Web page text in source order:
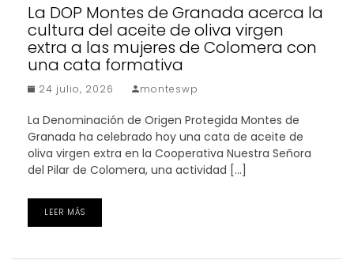
La DOP Montes de Granada acerca la
cultura del aceite de oliva virgen
extra a las mujeres de Colomera con
una cata formativa
24 julio, 2026 monteswp
La Denominación de Origen Protegida Montes de
Granada ha celebrado hoy una cata de aceite de
oliva virgen extra en la Cooperativa Nuestra Señora
del Pilar de Colomera, una actividad […]
LEER MÁS